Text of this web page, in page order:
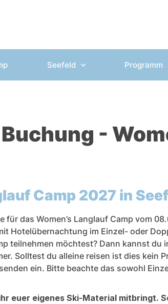
Seefeld Programm
Buchung -
Camp 2027 in
für das Women’s Langlauf Camp vom
Hotelübernachtung im Einzel- oder
teilnehmen möchtest? Dann kannst
Solltest du alleine reisen ist dies kein
ein. Bitte beachte das sowohl
euer eigenes Ski-Material mitbringt.